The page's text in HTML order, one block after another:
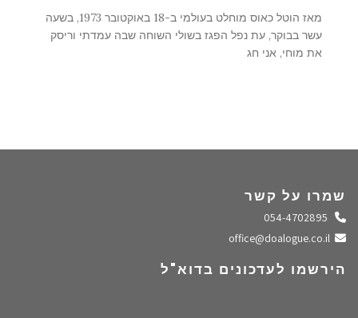
מאז הוטל כאוס מוחלט בעולמי ב-18 באוקטובר 1973, בשעה
עשר בבוקר, עת נפל הפגז בשולי השוחה שבה עמדתי וריסק
את מוחי, אני חג
שמרו על קשר
התקשרו אלינו
שלחו מייל
הירשמו לעדכונים בדוא"ל